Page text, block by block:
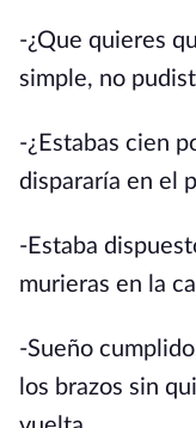
-¿Que quieres
simple, no
-¿Estabas cien
dispararía en el
-Estaba
murieras en la
-Sueño
los brazos sin